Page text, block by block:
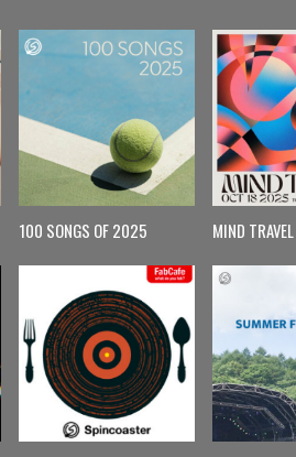
100 SONGS OF 2025 MIND TRAVEL